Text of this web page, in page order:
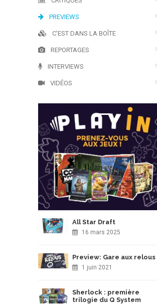
PREVIEWS
C'EST DANS LA BOÎTE
REPORTAGES
INTERVIEWS
VIDÉOS
All Star Draft
16 mars 2025
Preview: Gare aux relous
1 juin 2021
Sherlock : première
trilogie du Q System